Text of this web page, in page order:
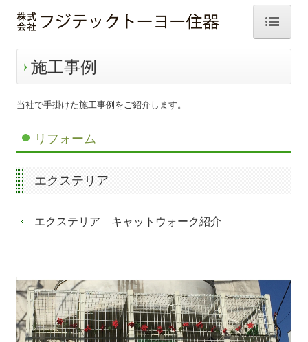
サービス案内
施工事例
窓まわり
エクステリア
バリアフリー
施工事例
当社で手掛けた施工事例をご紹介します。
リフォーム
エクステリア
エクステリア キャットウォーク紹介